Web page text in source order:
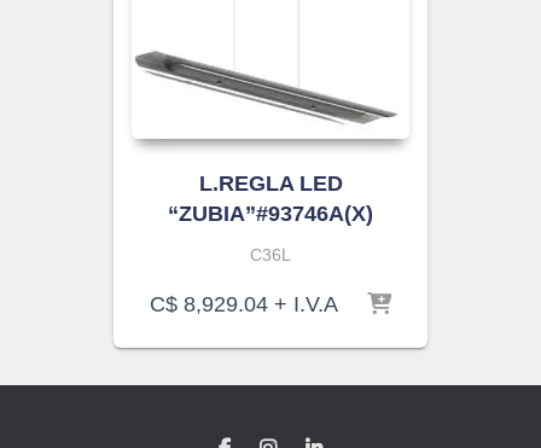
L.REGLA LED
“ZUBIA”#93746A(X)
C36L
C$ 8,929.04 + I.V.A